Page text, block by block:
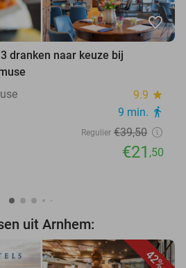
favorite_border
dranken naar keuze bij
9.9 star
9 min. directions_walk
Regulier €39,50
€21 ,50
uit Arnhem:
42%